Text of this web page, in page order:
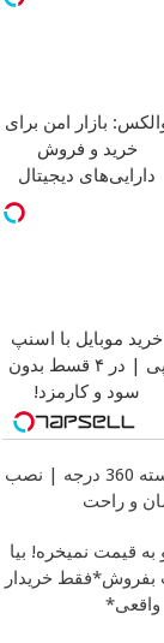
بازار امن برای
خرید و فروش
دارایی‌های دیجیتال
خرید موبایل با اسنپ
پی | در ۴ قسط بدون
سود و کارمزد!
دوربین مداربسته 360 درجه | نصب
و راحت
به قیمت نمیخره! بیا
بفروش*فقط خریدار
واقعی*